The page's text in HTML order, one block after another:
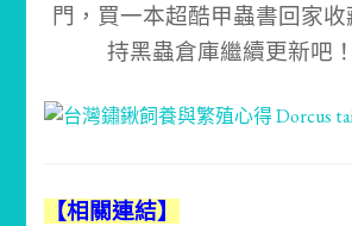
門，買一本超酷甲蟲書回家
持黑蟲倉庫繼續更新吧！
【相關連結】